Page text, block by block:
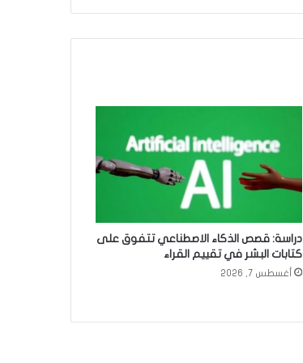
دراسة: قصص الذكاء الاصطناعي تتفوق على
كتابات البشر في تقييم القراء
أغسطس 7, 2026